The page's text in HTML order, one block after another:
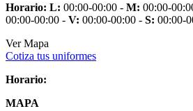
Horario: L: 00:00-00:00 - M: 00:00-
00:00-00:00 - V: 00:00-00:00 - S: 00:00-
Ver Mapa
Cotiza tus uniformes
Horario:
MAPA